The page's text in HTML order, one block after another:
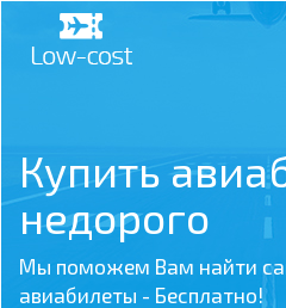
Купить
недорого
Мы поможем Вам найти
авиабилеты - Бесплатно!